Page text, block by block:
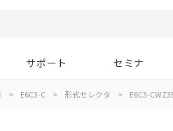
サポート セミナ
> E6C3-C > 形式セレクタ > E6C3-